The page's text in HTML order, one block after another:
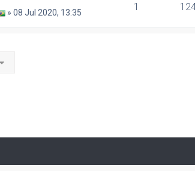
» 08 Jul 2020, 13:35 1